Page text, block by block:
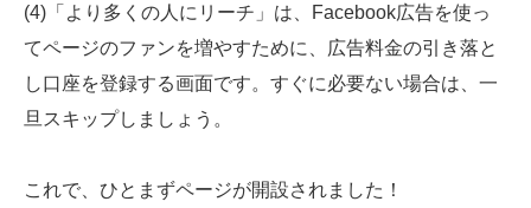
(4)「より多くの人にリーチ」は、Facebook広告を使っ
てページのファンを増やすために、広告料金の引き落と
し口座を登録する画面です。すぐに必要ない場合は、一
旦スキップしましょう。
これで、ひとまずページが開設されました！